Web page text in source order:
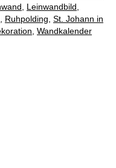
Leinwandbild
Ruhpolding St. Johann in
Wandkalender